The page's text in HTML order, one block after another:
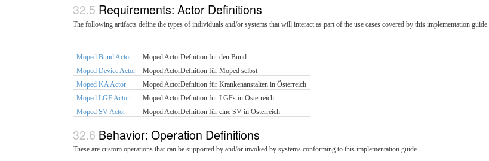
Requirements: Actor Definitions
The following artifacts define the types of individuals and/or systems that will interact as part of the use cases covered by this implementation guide.
Moped Bund Actor
Moped ActorDefnition für den Bund
Moped Device Actor
Moped ActorDefnition für Moped selbst
Moped KA Actor
Moped ActorDefnition für Krankenanstalten in Österreich
Moped LGF Actor
Moped ActorDefnition für LGFs in Österreich
Moped SV Actor
Moped ActorDefnition für eine SV in Österreich
Behavior: Operation Definitions
These are custom operations that can be supported by and/or invoked by systems conforming to this implementation guide.